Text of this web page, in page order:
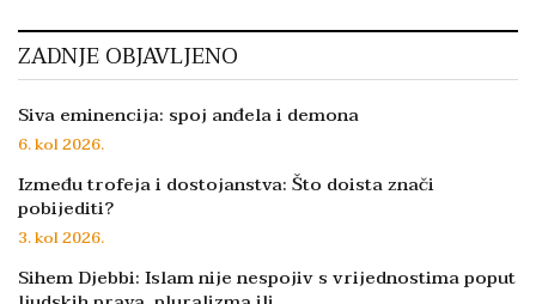
ZADNJE OBJAVLJENO
Siva eminencija: spoj anđela i demona
6. kol 2026.
Između trofeja i dostojanstva: Što doista znači
pobijediti?
3. kol 2026.
Sihem Djebbi: Islam nije nespojiv s vrijednostima poput